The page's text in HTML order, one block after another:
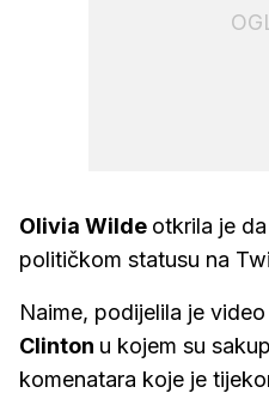
Olivia Wilde otkrila je
političkom statusu na
Naime, podijelila je
Clinton u kojem su
komenatara koje je